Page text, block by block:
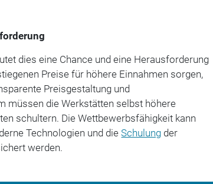
dies eine Chance und eine Herausforderung
Preise für höhere Einnahmen sorgen,
Preisgestaltung und
müssen die Werkstätten selbst höhere
schultern. Die Wettbewerbsfähigkeit kann
Technologien und dieSchulung der
werden.